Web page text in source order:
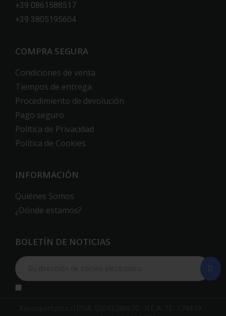
+39 0861588517
+39 3805195604
COMPRA SEGURA
Condiciones de venta
Tiempos de entrega
Procedimiento de devolución
Pago seguro
Política de Privacidad
Política de Cookies
INFORMACIÓN
Quiénes Somos
¿Dónde estamos?
BOLETÍN DE NOTICIAS